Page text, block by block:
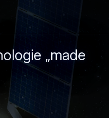
Direkt
Inhalt
Skip
search
„made